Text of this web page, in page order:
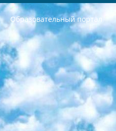
Образовательный портал
РЕСПУБЛИКА УЗБЕКИСТАН МИНИСТРЕРСТВО ДОШКОЛЬНОГО И ШКОЛЬНОГО ОБРАЗОВАНИЯ КОМАНДА в общеобразовательных учреждениях в 2023-2024 учебном году организация и проведение итоговой государственной аттестации обучающихся о Министра дошкольного и школьного образования Республики Узбекистан от 4 марта 2008 года (постановлением Минюста от 20 марта 2008 года № 1778 государственной регистрации) «Итоговое состояние учащихся общего среднего образования на основании положения об утверждении положения об аттестации общего среднего образования выпускной экзамен студентов в образовательных учреждениях в 2023-2024 учебном году В целях организации и прохождения аттестации приказываю: 1. Следующее: перечень предметов, по которым будет проводиться итоговая государственная аттестация и экзамен формы перевода согласно приложению 1; сертификаты международного образца, оценивающие уровень владения иностранными языками перечень согласно приложению 2; 2. Педагогический при специализированных образовательных учреждениях. научно-практический центр квалификации и международной оценки (Д.Давидова) 2024 г. До 25 марта: задания по предметам, по которым будет проводиться итоговая аттестация разработка и утверждение технических условий; итоговая аттестация на основании разработанного предметного задания разработка вопросов по предметам (устно и письменно), экзамен передача; общеобразовательные средние школы и специальные учебные заведения учащиеся выпускных классов школ и интернатов в агентской системе подготовка базы данных экзаменационных материалов и критериев оценки; перевод базы экзаменационных материалов на все языки обучения подать в Республиканский образовательный центр для изготовления; варианты экзаменов на основе разработанных контрольных материалов пусть будут поставлены задачи формирования. 3. Республиканский образовательный центр (Ш.Худайкулов) до 5 апреля 2024 года. до: база данных предоставленных экзаменационных материалов на все языки обучения перевод и экспертиза; для слепых, слабовидящих, глухих, слабослышащих и умственно отсталых детей учащиеся выпускных классов специализированных школ и школ-интернатов база данных экзаменационных материалов на всех преподаваемых языках подготовка критериев оценки; специализированные школы для умственно отсталых детей и технологии для учащихся выпускных классов школ-интернатов разработка соответствующих рекомендаций и критериев проведения ЕГЭ по естествознанию давать задания. 4. Педагогический при специализированных образовательных учреждениях. Научно-практический центр навыков и международной оценки (Д.Давидова), Республика образовательный центр (Худайкулов Ш.) итоговый государственный аттестационный экзамен ориентирован на творческое и логическое мышление при подготовке базы материалов учитывать введение заданий. 5. Следует отметить, что: сертификат государственного образца о знании общеобразовательного предмета и как минимум национальный уровень B1 по предметам на иностранных языках, указанным в Приложении 2. или международно признанный сертификат эквивалентного уровня студенты, изучающие определенный предмет, освобождаются от экзамена; по соответствующим предметам запланирована итоговая государственная аттестация за день до дня, путем жеребьевки Рабочей группой (в письменной форме по предметам, проводимым в форме) из числа сформированных вариантов выбрано 2 варианта; 2 выбранных варианта экзамена анонсированы на официальном сайте министерства и все выпускники по всей стране на основе этих вариантов проводит итоговую государственную аттестацию. 6. Государственное образование учащихся средних общеобразовательных учреждений. знания в соответствии с квалификационными требованиями, которые необходимо приобрести на основании стандартов итоговый (выпускной) контроль для 9 и 11 классов в целях тестирования Экзамены (далее – экзамены) состоят из предметов, перечисленных в приложении 1. будет сделано. 7. Экзамены пройдут с 26 мая по 15 июня 2024 г. (кроме науки физического воспитания). 8. Физическая для учащихся 9 классов общесредних образовательных учреждений. Экзамены по предмету «Образование, квалификация медицина» 1-6 мая 2024 года. сотрудники перевести под присмотр (с отклонениями в физическом или умственном развитии) специализированная школа для детей, школы-интернаты и со сколиозом школы-интернаты санаторного типа для больных детей исключены). 9. Он был слепым, слабовидящим и имел нарушения опорно-двигательного аппарата. экзамены в специализированных школах и интернатах для детей должны проводиться исходя из требований, предъявляемых к общеобразовательным учреждениям (физкультура кроме науки). 10. Специализированная школа для глухих и слабослышащих детей. и экзамены в интернатах и быть реализован в виде письменного теста по математике. 11. Специальность для умственно отсталых детей. Для 9 класса Родной язык и литературное письмо Государственный язык (язык обучения – узбекский). для неклассов) написано Математическое письмо Письменная/устная история Узбекистана Физическое воспитание практично Итоговый контроль Для 11 класса Написание родного языка и литературы (эссе) Математическое письмо Узбекский язык (обучение на узбекском языке) не посещающее общее среднее образование для учреждений)/Образовательное учреждение выбор письменный и устный Иностранный язык письменный/устный Письменная/устная история Узбекистана *По выбору студента:  Химия  Физика  Основы государственного права  География 10 бесплатных образовательных ресурсов - Мы составили подборку онлайн-проектов с интерактивными упражнениями, видеолекциями и статьями. Они помогут вам обрести новые и освежить старые знания бесплатно. 1. «ИНТУИТ» Старейшая образовательная площадка Рунета. Здесь вы найдёте сотни текстовых и видеокурсов на десятки различных тем — от программирования до психологии. Многие курсы подготовлены российскими университетами и крупными международными компаниями вроде Intel и Microsoft. Самостоятельное обучение бесплатное, но желающие могут оплатить услуги персональных наставников. 2. «Смартия»